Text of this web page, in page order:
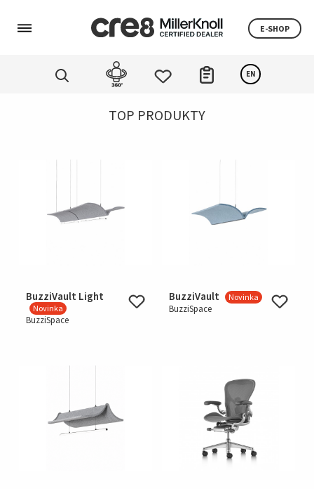
E-SHOP
EN
TOP PRODUKTY
BuzziVault Light
Novinka
BuzziSpace
BuzziVault Novinka
BuzziSpace